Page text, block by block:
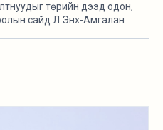
төрийн дээд одон,
сайд Л.Энх-Амгалан